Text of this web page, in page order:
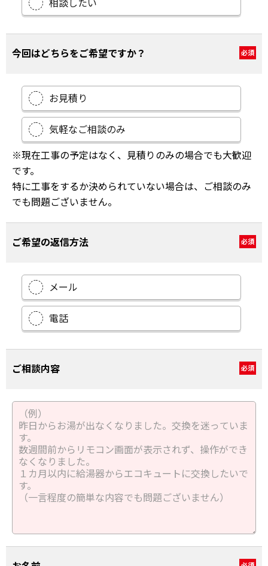
相談したい
今回はどちらをご希望ですか？ 必須
お見積り
気軽なご相談のみ
※現在工事の予定はなく、見積りのみの場合でも大歓迎
です。
特に工事をするか決められていない場合は、ご相談のみ
でも問題ございません。
ご希望の返信方法 必須
メール
電話
ご相談内容 必須